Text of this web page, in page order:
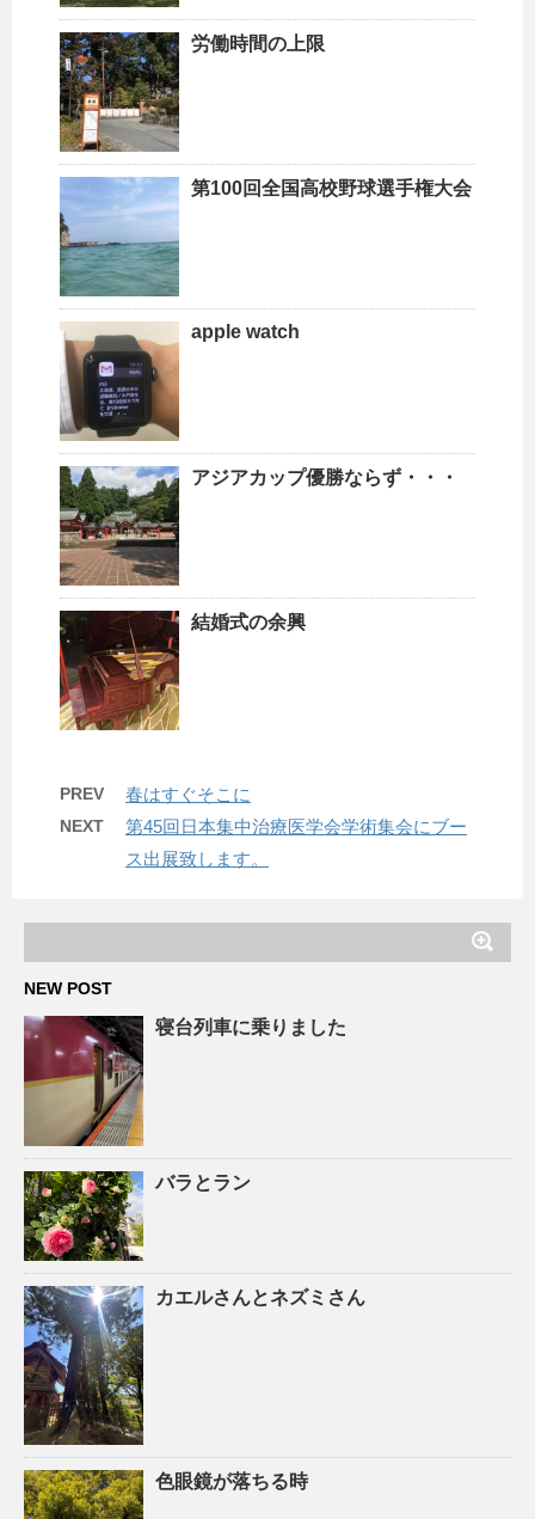
労働時間の上限
第100回全国高校野球選手権大会
apple watch
アジアカップ優勝ならず・・・
結婚式の余興
PREV 春はすぐそこに
NEXT
第45回日本集中治療医学会学術集会にブー
ス出展致します。
NEW POST
寝台列車に乗りました
バラとラン
カエルさんとネズミさん
色眼鏡が落ちる時